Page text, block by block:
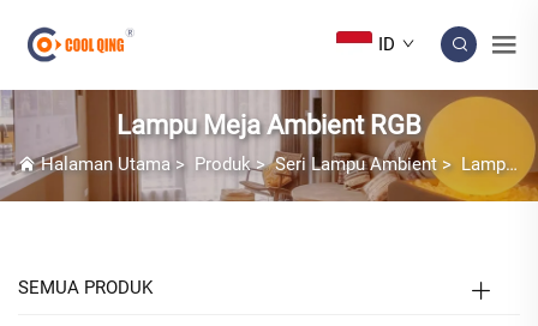
ID
Lampu Meja Ambient RGB
Halaman Utama> Produk>Seri Lampu Ambient> Lampu Meja Ambient RGB
SEMUA PRODUK